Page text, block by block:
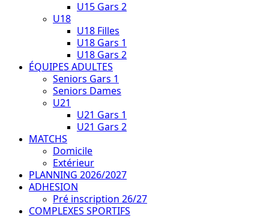
U15 Gars 2
U18
U18 Filles
U18 Gars 1
U18 Gars 2
ÉQUIPES ADULTES
Seniors Gars 1
Seniors Dames
U21
U21 Gars 1
U21 Gars 2
MATCHS
Domicile
Extérieur
PLANNING 2026/2027
ADHESION
Pré inscription 26/27
COMPLEXES SPORTIFS